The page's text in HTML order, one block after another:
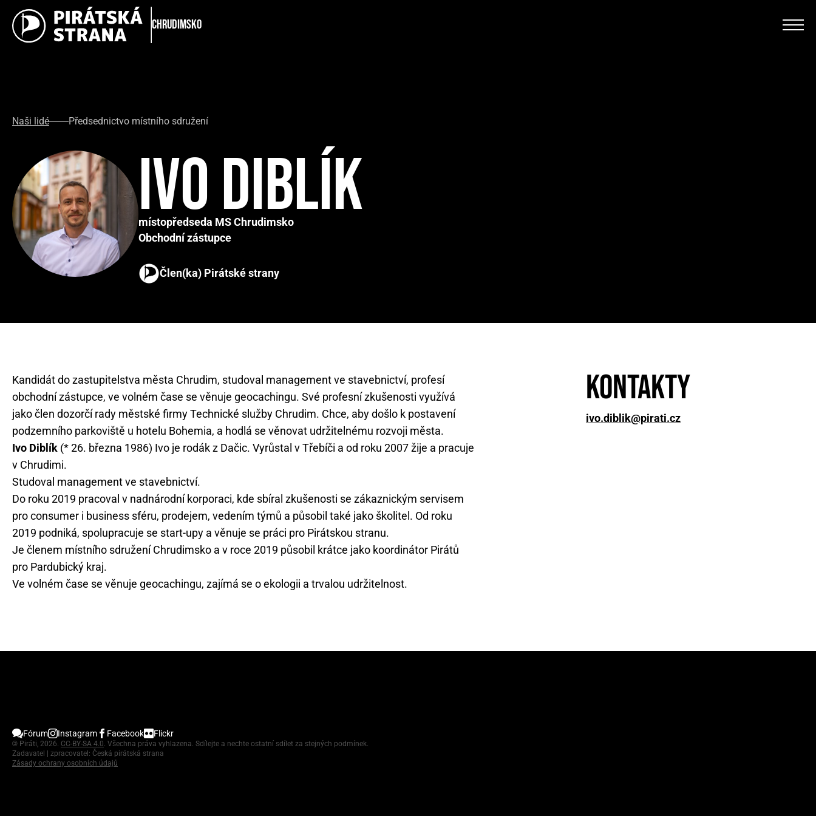
Chrudimsko
Naši lidé Předsednictvo místního sdružení
Ivo Diblík
místopředseda MS Chrudimsko
Obchodní zástupce
Člen(ka) Pirátské strany
Kandidát do zastupitelstva města Chrudim, studoval management ve stavebnictví, profesí
obchodní zástupce, ve volném čase se věnuje geocachingu. Své profesní zkušenosti využívá
jako člen dozorčí rady městské firmy Technické služby Chrudim. Chce, aby došlo k postavení
podzemního parkoviště u hotelu Bohemia, a hodlá se věnovat udržitelnému rozvoji města.
Ivo Diblík (* 26. března 1986) Ivo je rodák z Dačic. Vyrůstal v Třebíči a od roku 2007 žije a pracuje
v Chrudimi.
Studoval management ve stavebnictví.
Do roku 2019 pracoval v nadnárodní korporaci, kde sbíral zkušenosti se zákaznickým servisem
pro consumer i business sféru, prodejem, vedením týmů a působil také jako školitel. Od roku
2019 podniká, spolupracuje se start-upy a věnuje se práci pro Pirátskou stranu.
Je členem místního sdružení Chrudimsko a v roce 2019 působil krátce jako koordinátor Pirátů
pro Pardubický kraj.
Ve volném čase se věnuje geocachingu, zajímá se o ekologii a trvalou udržitelnost.
Kontakty
ivo.diblik@pirati.cz
Fórum Instagram Facebook Flickr
© Piráti, 2026. CC-BY-SA 4.0. Všechna práva vyhlazena. Sdílejte a nechte ostatní sdílet za stejných podmínek.
Zadavatel | zpracovatel: Česká pirátská strana
Zásady ochrany osobních údajů